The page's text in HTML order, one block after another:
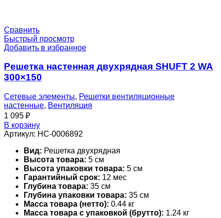
Сравнить
Быстрый просмотр
Добавить в избранное
Решетка настенная двухрядная SHUFT 2 WA
300×150
Сетевые элементы, Решетки вентиляционные
настенные, Вентиляция
1 095 ₽
В корзину
Артикул: НС-0006892
Вид: Решетка двухрядная
Высота товара: 5 см
Высота упаковки товара: 5 см
Гарантийный срок: 12 мес
Глубина товара: 35 см
Глубина упаковки товара: 35 см
Масса товара (нетто): 0.44 кг
Масса товара с упаковкой (брутто): 1.24 кг